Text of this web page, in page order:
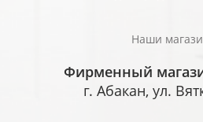
Наши
Фирменный
г. Абакан, ул.